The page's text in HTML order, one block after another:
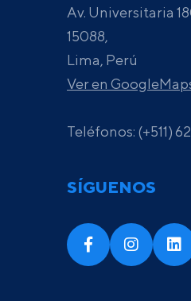
Av. Universitaria
15088,
Lima, Perú
Ver en
Teléfonos: (+511)
SÍGUENOS